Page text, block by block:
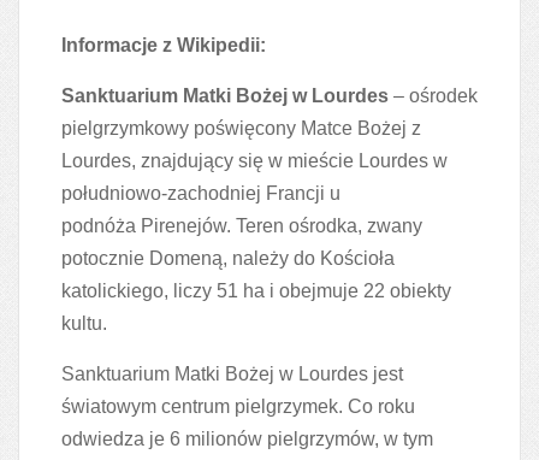
Informacje z Wikipedii:
Sanktuarium Matki Bożej w Lourdes – ośrodek
pielgrzymkowy poświęcony Matce Bożej z
Lourdes, znajdujący się w mieście Lourdes w
południowo-zachodniej Francji u
podnóża Pirenejów. Teren ośrodka, zwany
potocznie Domeną, należy do Kościoła
katolickiego, liczy 51 ha i obejmuje 22 obiekty
kultu.
Sanktuarium Matki Bożej w Lourdes jest
światowym centrum pielgrzymek. Co roku
odwiedza je 6 milionów pielgrzymów, w tym